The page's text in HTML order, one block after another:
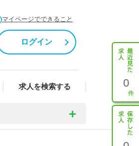
マイページでできること
ログイン
求人を検索する 0